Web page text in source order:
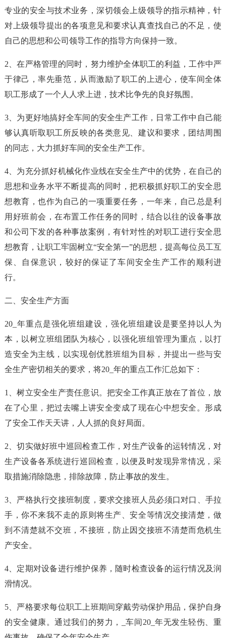
专业的安全与技术业务，深切领会上级领导的指示精神，针
对上级领导提出的各项意见和要求认真查找自己的不足，使
自己的思想和公司领导工作的指导方向保持一致。
2、在严格管理的同时，努力维护全体职工的利益，工作中严
于律己，率先垂范，从而激励了职工的上进心，使车间全体
职工形成了一个人人求上进，技术比争先的良好氛围。
3、为更好地搞好全车间的安全生产工作，日常工作中自己能
够认真听取职工所反映的各类意见、建议和要求，团结周围
的同志，大力抓好车间的安全生产工作。
4、为充分抓好机械化作业线在安全生产中的优势，在自己的
思想和业务水平不断提高的同时，把积极抓好职工的安全思
想教育，也作为自己的一项重要任务，一年来，自己总是利
用好班前会，在布置工作任务的同时，结合以往的设备事故
和公司下发的各种事故案例，有针对性的对职工进行安全思
想教育，让职工牢固树立“安全第一”的思想，提高每位员工互
保、自保意识，较好的保证了车间安全生产工作的顺利进
行。
二、安全生产方面
20_年重点是强化班组建设，强化班组建设是要坚持以人为
本，以树立班组团队为核心，以强化班组管理为重点，以打
造安全为主线，以实现创优胜班组为目标，并提出一些与安
全生产密切相关的要求，将20_年的重点工作汇总如下：
1、树立安全生产责任意识。把安全工作真正放在了首位，放
在了心里，把过去嘴上讲安全变成了现在心中想安全。形成
了安全工作天天讲，人人抓的良好局面。
2、切实做好班中巡回检查工作，对生产设备的运转情况，对
生产设备各系统进行巡回检查，以便及时发现异常情况，采
取措施消除隐患，排除故障，防止事故的发生。
3、严格执行交接班制度，要求交接班人员必须口对口、手拉
手，你不来我不走的原则将生产、安全等情况交接清楚，做
到不清楚就不交班，不接班，防止因交接班不清楚而危机生
产安全。
4、定期对设备进行维护保养，随时检查设备的运行情况及润
滑情况。
5、严格要求每位职工上班期间穿戴劳动保护用品，保护自身
的安全健康。通过我们的努力，_车间20_年无发生轻伤、重